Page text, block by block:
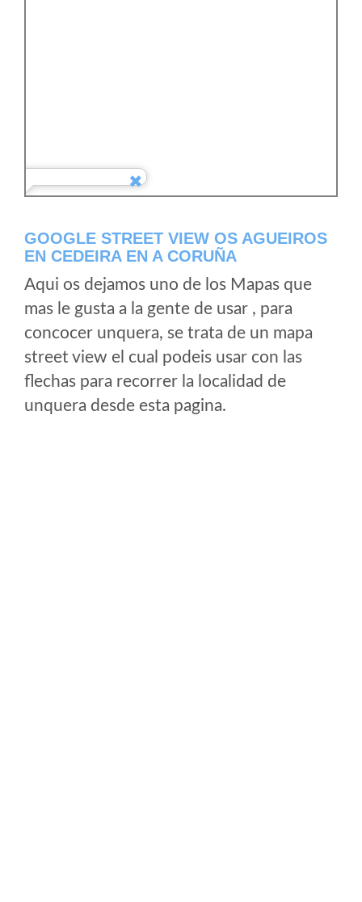
GOOGLE STREET VIEW OS AGUEIROS
EN CEDEIRA EN A CORUÑA
Aqui os dejamos uno de los Mapas que
mas le gusta a la gente de usar , para
concocer unquera, se trata de un mapa
street view el cual podeis usar con las
flechas para recorrer la localidad de
unquera desde esta pagina.